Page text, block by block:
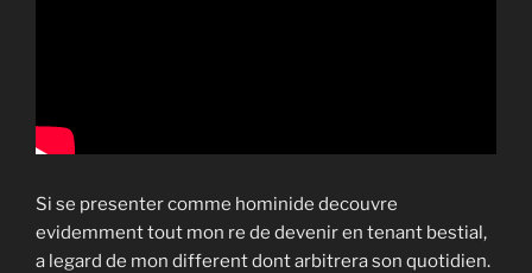
Si se presenter comme hominide decouvre
evidemment tout mon re de devenir en tenant bestial,
a legard de mon different dont arbitrera son quotidien.